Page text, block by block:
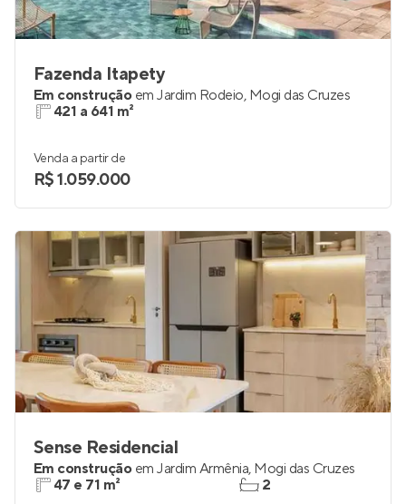
Fazenda Itapety
Em construção em Jardim Rodeio, Mogi das Cruzes
421 a 641 m²
Venda a partir de
R$ 1.059.000
Sense Residencial
Em construção em Jardim Armênia, Mogi das Cruzes
47 e 71 m²
2